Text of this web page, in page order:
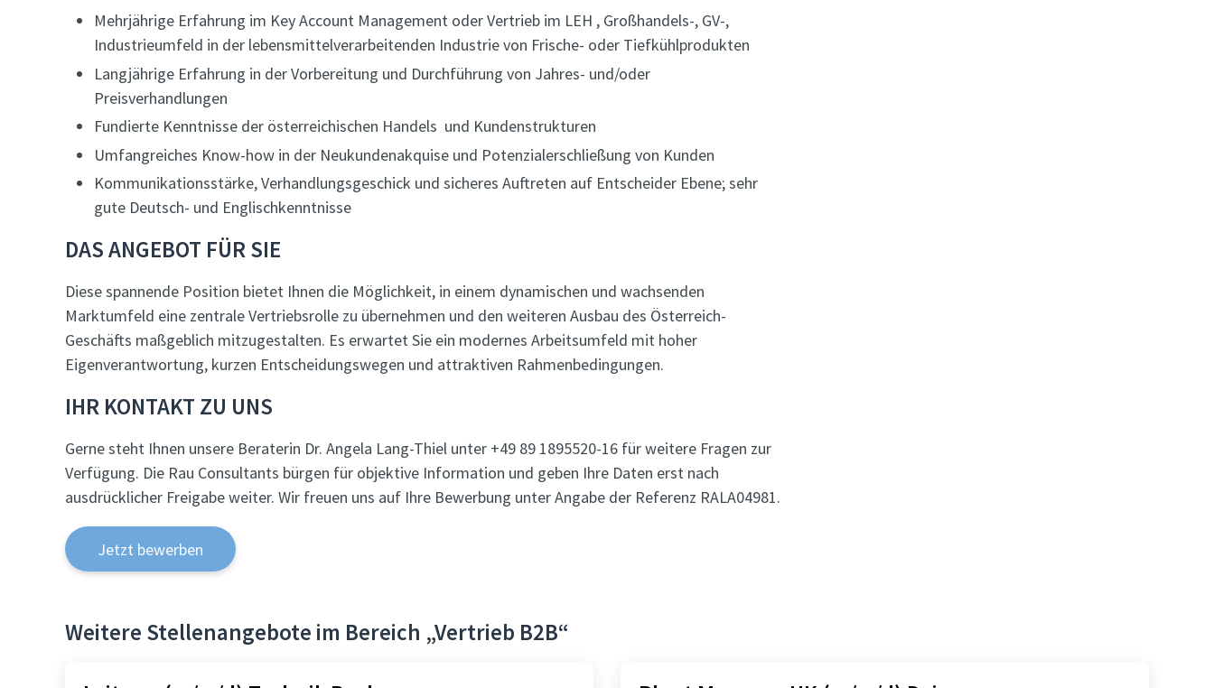
Mehrjährige Erfahrung im Key Account Management oder Vertrieb im LEH , Großhandels-, GV-,
Industrieumfeld in der lebensmittelverarbeitenden Industrie von Frische- oder Tiefkühlprodukten
Langjährige Erfahrung in der Vorbereitung und Durchführung von Jahres- und/oder
Preisverhandlungen
Fundierte Kenntnisse der österreichischen Handels und Kundenstrukturen
Umfangreiches Know-how in der Neukundenakquise und Potenzialerschließung von Kunden
Kommunikationsstärke, Verhandlungsgeschick und sicheres Auftreten auf Entscheider Ebene; sehr
gute Deutsch- und Englischkenntnisse
DAS ANGEBOT FÜR SIE
Diese spannende Position bietet Ihnen die Möglichkeit, in einem dynamischen und wachsenden
Marktumfeld eine zentrale Vertriebsrolle zu übernehmen und den weiteren Ausbau des Österreich-
Geschäfts maßgeblich mitzugestalten. Es erwartet Sie ein modernes Arbeitsumfeld mit hoher
Eigenverantwortung, kurzen Entscheidungswegen und attraktiven Rahmenbedingungen.
IHR KONTAKT ZU UNS
Gerne steht Ihnen unsere Beraterin Dr. Angela Lang-Thiel unter +49 89 1895520-16 für weitere Fragen zur
Verfügung. Die Rau Consultants bürgen für objektive Information und geben Ihre Daten erst nach
ausdrücklicher Freigabe weiter. Wir freuen uns auf Ihre Bewerbung unter Angabe der Referenz RALA04981.
Jetzt bewerben
Weitere Stellenangebote im Bereich „Vertrieb B2B“